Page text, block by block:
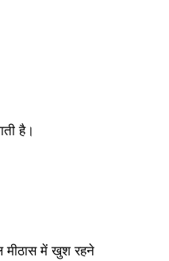
है।
मीठास में खुश रहने